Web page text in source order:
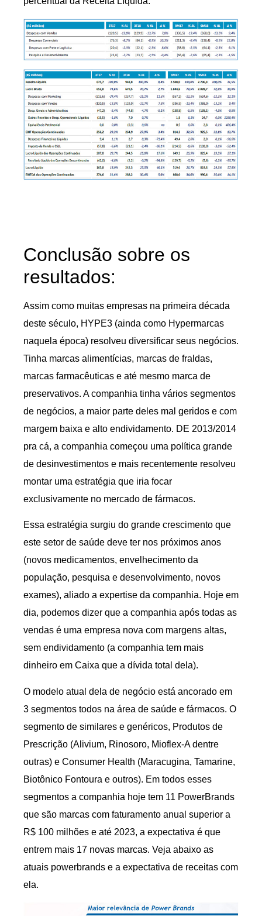
Conclusão sobre os
resultados:
Assim como muitas empresas na primeira década
deste século, HYPE3 (ainda como Hypermarcas
naquela época) resolveu diversificar seus negócios.
Tinha marcas alimentícias, marcas de fraldas,
marcas farmacêuticas e até mesmo marca de
preservativos. A companhia tinha vários segmentos
de negócios, a maior parte deles mal geridos e com
margem baixa e alto endividamento. DE 2013/2014
pra cá, a companhia começou uma política grande
de desinvestimentos e mais recentemente resolveu
montar uma estratégia que iria focar
exclusivamente no mercado de fármacos.
Essa estratégia surgiu do grande crescimento que
este setor de saúde deve ter nos próximos anos
(novos medicamentos, envelhecimento da
população, pesquisa e desenvolvimento, novos
exames), aliado a expertise da companhia. Hoje em
dia, podemos dizer que a companhia após todas as
vendas é uma empresa nova com margens altas,
sem endividamento (a companhia tem mais
dinheiro em Caixa que a dívida total dela).
O modelo atual dela de negócio está ancorado em
3 segmentos todos na área de saúde e fármacos. O
segmento de similares e genéricos, Produtos de
Prescrição (Alivium, Rinosoro, Mioflex-A dentre
outras) e Consumer Health (Maracugina, Tamarine,
Biotônico Fontoura e outros). Em todos esses
segmentos a companhia hoje tem 11 PowerBrands
que são marcas com faturamento anual superior a
R$ 100 milhões e até 2023, a expectativa é que
entrem mais 17 novas marcas. Veja abaixo as
atuais powerbrands e a expectativa de receitas com
ela.